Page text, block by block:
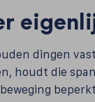
dingen
houdt die